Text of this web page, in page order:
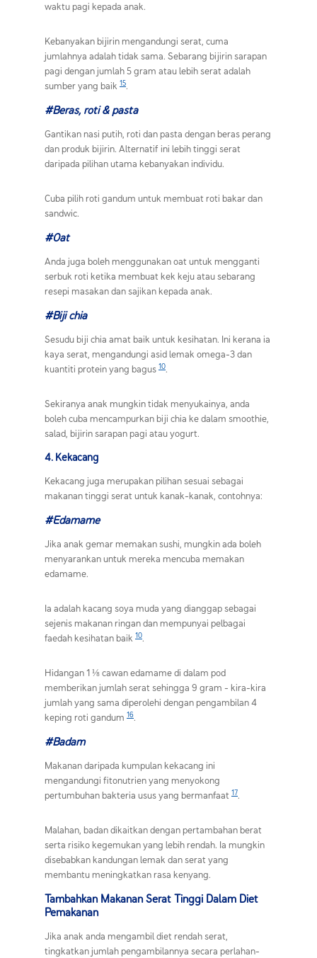
waktu pagi kepada anak.
Kebanyakan bijirin mengandungi serat, cuma
jumlahnya adalah tidak sama. Sebarang bijirin sarapan
pagi dengan jumlah 5 gram atau lebih serat adalah
sumber yang baik 15.
#Beras, roti & pasta
Gantikan nasi putih, roti dan pasta dengan beras perang
dan produk bijirin. Alternatif ini lebih tinggi serat
daripada pilihan utama kebanyakan individu.
Cuba pilih roti gandum untuk membuat roti bakar dan
sandwic.
#Oat
Anda juga boleh menggunakan oat untuk mengganti
serbuk roti ketika membuat kek keju atau sebarang
resepi masakan dan sajikan kepada anak.
#Biji chia
Sesudu biji chia amat baik untuk kesihatan. Ini kerana ia
kaya serat, mengandungi asid lemak omega-3 dan
kuantiti protein yang bagus 10.
Sekiranya anak mungkin tidak menyukainya, anda
boleh cuba mencampurkan biji chia ke dalam smoothie,
salad, bijirin sarapan pagi atau yogurt.
4. Kekacang
Kekacang juga merupakan pilihan sesuai sebagai
makanan tinggi serat untuk kanak-kanak, contohnya:
#Edamame
Jika anak gemar memakan sushi, mungkin ada boleh
menyarankan untuk mereka mencuba memakan
edamame.
Ia adalah kacang soya muda yang dianggap sebagai
sejenis makanan ringan dan mempunyai pelbagai
faedah kesihatan baik 10.
Hidangan 1 ⅛ cawan edamame di dalam pod
memberikan jumlah serat sehingga 9 gram - kira-kira
jumlah yang sama diperolehi dengan pengambilan 4
keping roti gandum 16.
#Badam
Makanan daripada kumpulan kekacang ini
mengandungi fitonutrien yang menyokong
pertumbuhan bakteria usus yang bermanfaat 17.
Malahan, badan dikaitkan dengan pertambahan berat
serta risiko kegemukan yang lebih rendah. Ia mungkin
disebabkan kandungan lemak dan serat yang
membantu meningkatkan rasa kenyang.
Tambahkan Makanan Serat Tinggi Dalam Diet
Pemakanan
Jika anak anda mengambil diet rendah serat,
tingkatkan jumlah pengambilannya secara perlahan-